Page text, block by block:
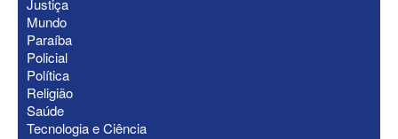
Justiça
Mundo
Paraíba
Policial
Política
Religião
Saúde
Tecnologia e Ciência